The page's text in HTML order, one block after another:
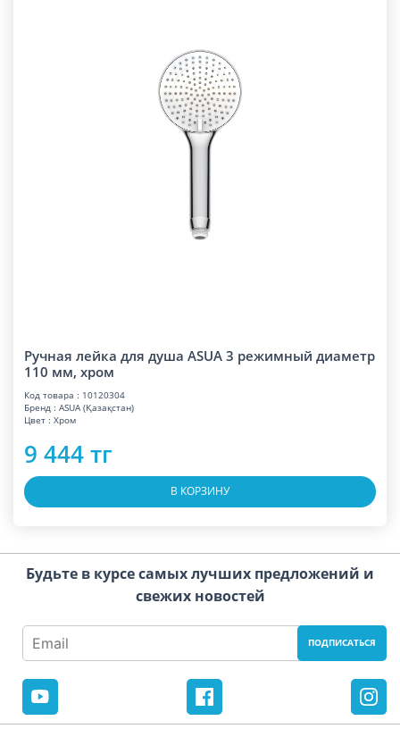
Ручная лейка для душа ASUA 3 режимный диаметр
110 мм, хром
Код товара : 10120304
Бренд : ASUA (Қазақстан)
Цвет : Хром
9 444 тг
В КОРЗИНУ
Будьте в курсе самых лучших предложений и
свежих новостей